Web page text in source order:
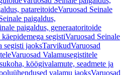
patareitoideVaruosad Seinale
paigaldus,
paigaldus, generaatoritoide
segistiVaruosad Seinale
segisti jaoksTarvikudVaruosad
Varuosad Valamusegistitele
köögivalamute, seadmete ja
valamu jaoksVaruosad